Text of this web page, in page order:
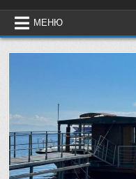
МЕНЮ